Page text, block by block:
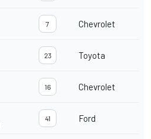
7 Chevrolet
23 Toyota
16 Chevrolet
41 Ford